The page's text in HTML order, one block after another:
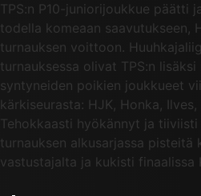
TPS:n P10-juniorijoukkue päätti
todella komeaan saavutukseen,
turnauksen voittoon.
turnauksessa olivat TPS:n lisäksi
syntyneiden poikien joukkueet
kärkiseurasta: HJK, Honka, Ilves,
Tehokkaasti hyökännyt ja
turnauksen alkusarjassa pisteitä
vastustajalta ja kukisti finaalissa